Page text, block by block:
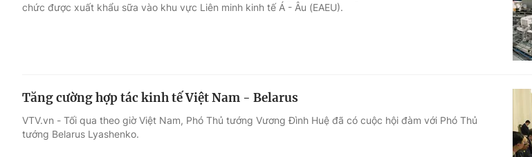
Sao
Chất lượng cuộc sống
chức được xuất khẩu sữa vào khu vực Liên minh kinh tế Á - Âu (EAEU).
Tăng cường hợp tác kinh tế Việt Nam - Belarus
VTV.vn - Tối qua theo giờ Việt Nam, Phó Thủ tướng Vương Đình Huệ đã có cuộc hội đàm với Phó Thủ
tướng Belarus Lyashenko.